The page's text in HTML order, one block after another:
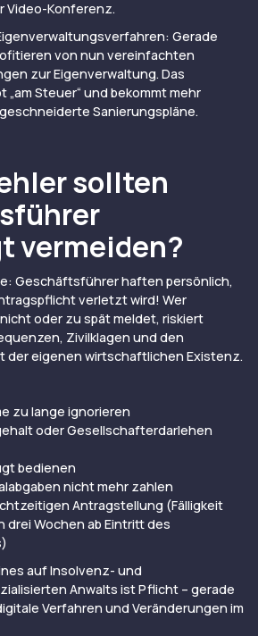
Video-Konferenz.
Gerade
von nun vereinfachten
zur Eigenverwaltung. Das
„am Steuer“ und bekommt mehr
Sanierungspläne.
sollten
vermeiden?
Geschäftsführer haften persönlich,
verletzt wird! Wer
oder zu spät meldet, riskiert
Zivilklagen und den
der eigenen wirtschaftlichen Existenz.
zu lange ignorieren
oder Gesellschafterdarlehen
bedienen
nicht mehr zahlen
Antragstellung (Fälligkeit
Wochen ab Eintritt des
auf Insolvenz- und
Anwalts ist Pflicht – gerade
Verfahren und Veränderungen im